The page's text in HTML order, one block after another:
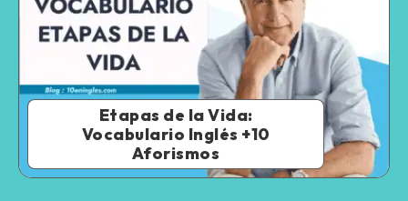
Etapas de la Vida:
Vocabulario Inglés +10
Aforismos